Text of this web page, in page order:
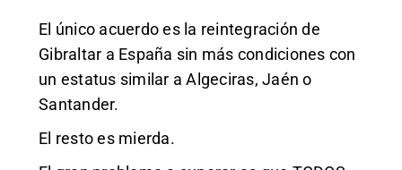
El único acuerdo es la reintegración de
Gibraltar a España sin más condiciones con
un estatus similar a Algeciras, Jaén o
Santander.
El resto es mierda.